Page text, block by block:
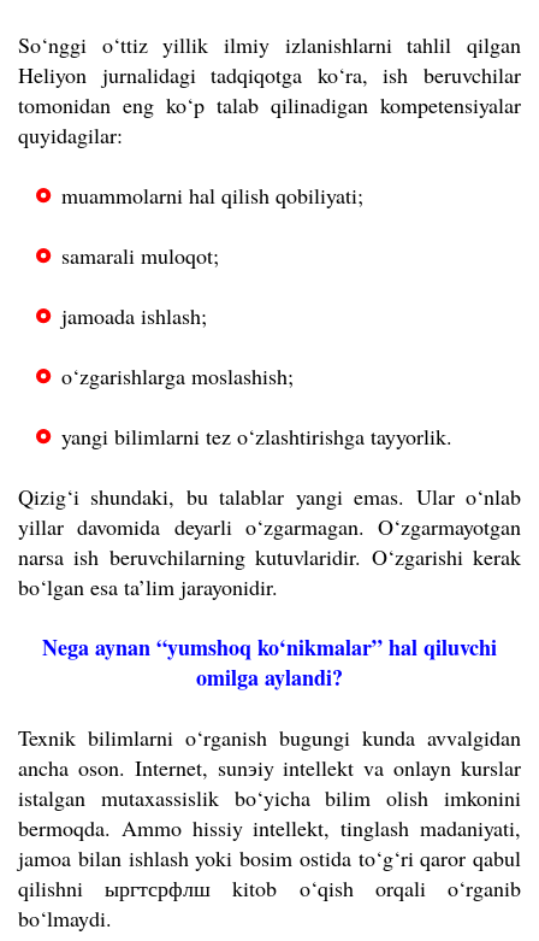
So‘nggi o‘ttiz yillik ilmiy izlanishlarni tahlil qilgan
Heliyon jurnalidagi tadqiqotga ko‘ra, ish beruvchilar
tomonidan eng ko‘p talab qilinadigan kompetensiyalar
quyidagilar:
muammolarni hal qilish qobiliyati;
samarali muloqot;
jamoada ishlash;
o‘zgarishlarga moslashish;
yangi bilimlarni tez o‘zlashtirishga tayyorlik.
Qizig‘i shundaki, bu talablar yangi emas. Ular o‘nlab
yillar davomida deyarli o‘zgarmagan. O‘zgarmayotgan
narsa ish beruvchilarning kutuvlaridir. O‘zgarishi kerak
bo‘lgan esa ta’lim jarayonidir.
Nega aynan “yumshoq ko‘nikmalar” hal qiluvchi
omilga aylandi?
Texnik bilimlarni o‘rganish bugungi kunda avvalgidan
ancha oson. Internet, sunэiy intellekt va onlayn kurslar
istalgan mutaxassislik bo‘yicha bilim olish imkonini
bermoqda. Ammo hissiy intellekt, tinglash madaniyati,
jamoa bilan ishlash yoki bosim ostida to‘g‘ri qaror qabul
qilishni ыргтсрфлш kitob o‘qish orqali o‘rganib
bo‘lmaydi.